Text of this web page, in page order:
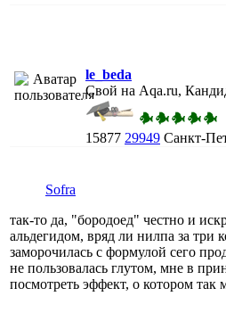
le_beda
Свой на Aqa.ru,
15877 29949 Санкт-
Sofra
так-то да, "бородоед" честно и
альдегидом, вряд ли нилпа за три
заморочилась с формулой сего
не пользовалась глутом, мне в
посмотреть эффект, о котором так